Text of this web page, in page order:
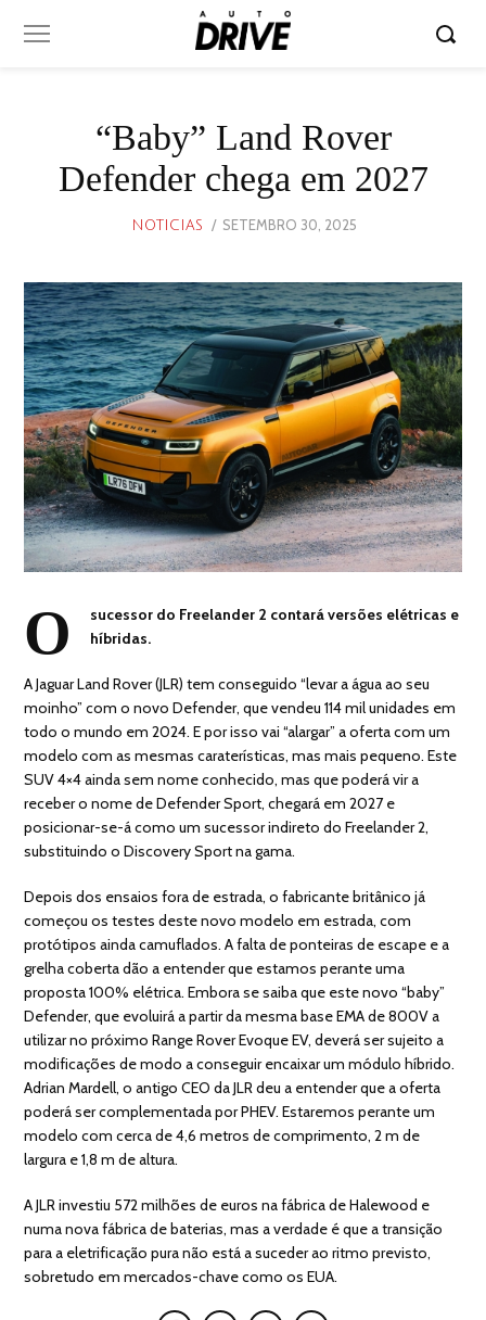
“Baby” Land Rover
Defender chega em 2027
NOTICIAS
POSTED
SETEMBRO 30, 2025
O
sucessor do Freelander 2 contará versões elétricas e
híbridas.
A Jaguar Land Rover (JLR) tem conseguido “levar a água ao seu
moinho” com o novo Defender, que vendeu 114 mil unidades em
todo o mundo em 2024. E por isso vai “alargar” a oferta com um
modelo com as mesmas caraterísticas, mas mais pequeno. Este
SUV 4×4 ainda sem nome conhecido, mas que poderá vir a
receber o nome de Defender Sport, chegará em 2027 e
posicionar-se-á como um sucessor indireto do Freelander 2,
substituindo o Discovery Sport na gama.
Depois dos ensaios fora de estrada, o fabricante britânico já
começou os testes deste novo modelo em estrada, com
protótipos ainda camuflados. A falta de ponteiras de escape e a
grelha coberta dão a entender que estamos perante uma
proposta 100% elétrica. Embora se saiba que este novo “baby”
Defender, que evoluirá a partir da mesma base EMA de 800V a
utilizar no próximo Range Rover Evoque EV, deverá ser sujeito a
modificações de modo a conseguir encaixar um módulo híbrido.
Adrian Mardell, o antigo CEO da JLR deu a entender que a oferta
poderá ser complementada por PHEV. Estaremos perante um
modelo com cerca de 4,6 metros de comprimento, 2 m de
largura e 1,8 m de altura.
A JLR investiu 572 milhões de euros na fábrica de Halewood e
numa nova fábrica de baterias, mas a verdade é que a transição
para a eletrificação pura não está a suceder ao ritmo previsto,
sobretudo em mercados-chave como os EUA.